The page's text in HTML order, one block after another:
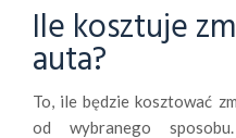
Ile kosztuje
auta?
To, ile będzie kosztować
od wybranego